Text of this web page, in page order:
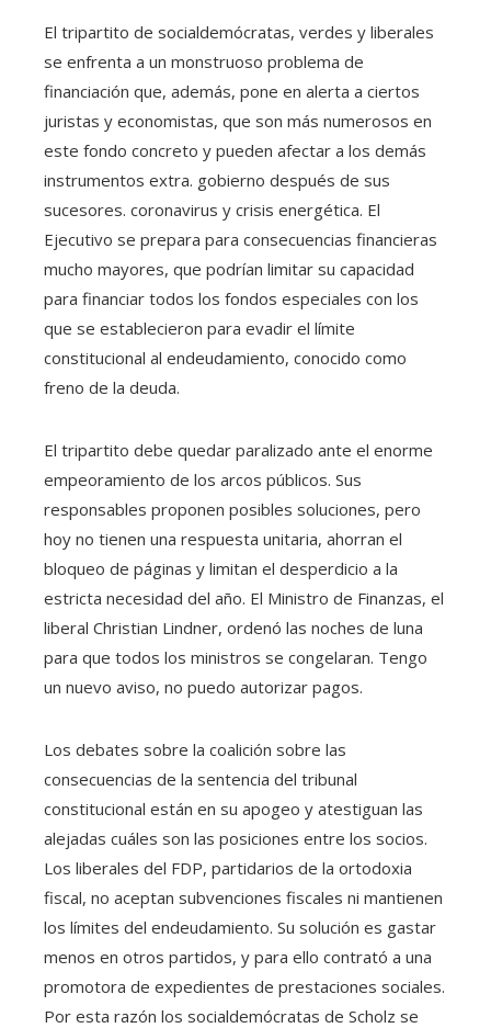
El tripartito de socialdemócratas, verdes y liberales
se enfrenta a un monstruoso problema de
financiación que, además, pone en alerta a ciertos
juristas y economistas, que son más numerosos en
este fondo concreto y pueden afectar a los demás
instrumentos extra. gobierno después de sus
sucesores. coronavirus y crisis energética. El
Ejecutivo se prepara para consecuencias financieras
mucho mayores, que podrían limitar su capacidad
para financiar todos los fondos especiales con los
que se establecieron para evadir el límite
constitucional al endeudamiento, conocido como
freno de la deuda.
El tripartito debe quedar paralizado ante el enorme
empeoramiento de los arcos públicos. Sus
responsables proponen posibles soluciones, pero
hoy no tienen una respuesta unitaria, ahorran el
bloqueo de páginas y limitan el desperdicio a la
estricta necesidad del año. El Ministro de Finanzas, el
liberal Christian Lindner, ordenó las noches de luna
para que todos los ministros se congelaran. Tengo
un nuevo aviso, no puedo autorizar pagos.
Los debates sobre la coalición sobre las
consecuencias de la sentencia del tribunal
constitucional están en su apogeo y atestiguan las
alejadas cuáles son las posiciones entre los socios.
Los liberales del FDP, partidarios de la ortodoxia
fiscal, no aceptan subvenciones fiscales ni mantienen
los límites del endeudamiento. Su solución es gastar
menos en otros partidos, y para ello contrató a una
promotora de expedientes de prestaciones sociales.
Por esta razón los socialdemócratas de Scholz se